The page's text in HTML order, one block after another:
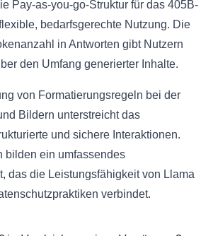
Pay-as-you-go-Struktur für das 405B-
bedarfsgerechte Nutzung. Die
in Antworten gibt Nutzern
den Umfang generierter Inhalte.
von Formatierungsregeln bei der
Bildern unterstreicht das
und sichere Interaktionen.
bilden ein umfassendes
das die Leistungsfähigkeit von Llama
verbindet.